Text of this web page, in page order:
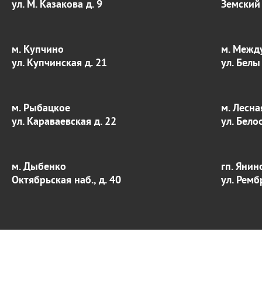
ул. М. Казакова д. 9
м. Купчино
ул. Купчинская д. 21
м.
ул.
м. Рыбацкое
ул. Караваевская д. 22
м.
ул.
м. Дыбенко
Октябрьская наб., д. 40
гп.
ул.